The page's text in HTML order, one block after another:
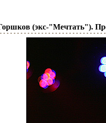
(экс-"Мечтать").